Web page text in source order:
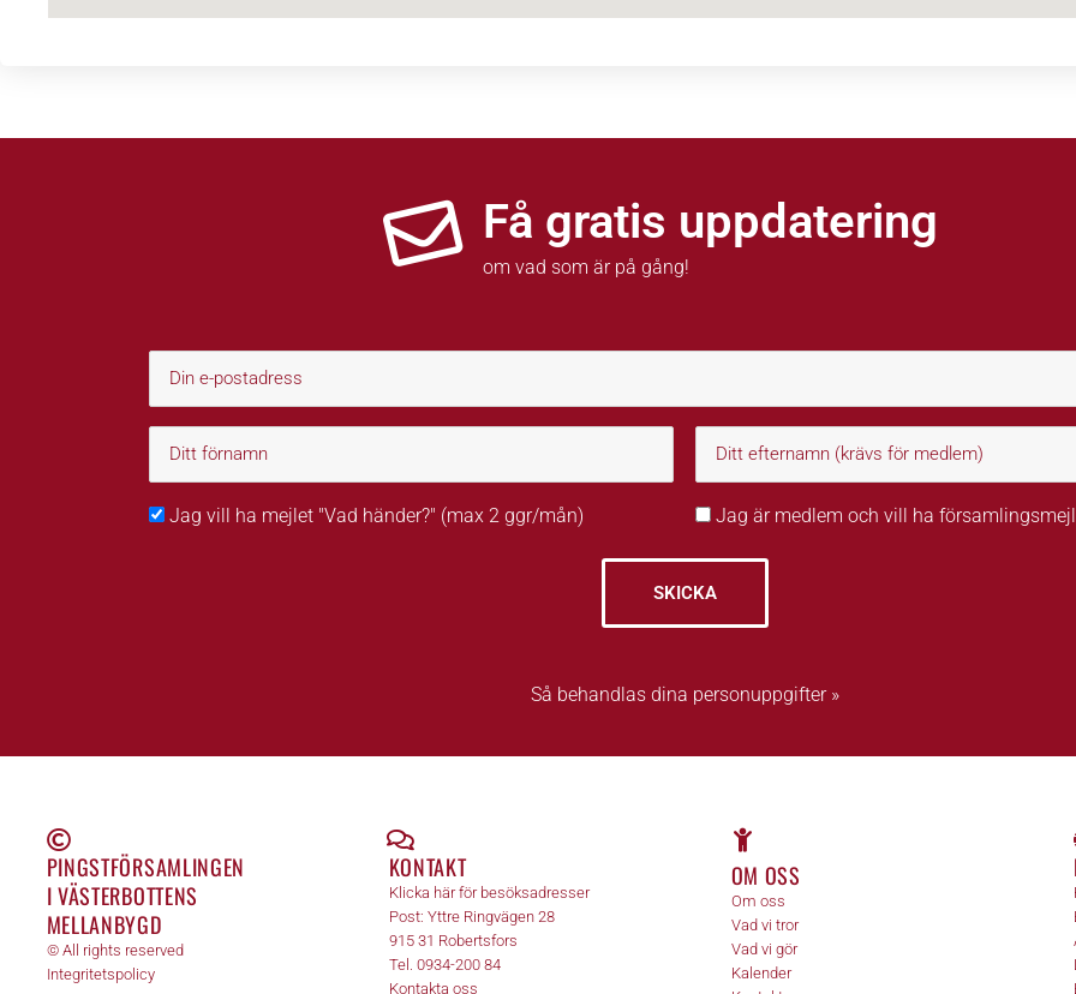
Få gratis uppdatering
om vad som är på gång!
Jag vill ha mejlet "Vad händer?" (max 2 ggr/mån) Jag är medlem och vill ha församlingsmejl
SKICKA
Så behandlas dina personuppgifter »
PINGSTFÖRSAMLINGEN
I VÄSTERBOTTENS
MELLANBYGD
© All rights reserved
Integritetspolicy
KONTAKT
Klicka här för besöksadresser
Post: Yttre Ringvägen 28
915 31 Robertsfors
Tel. 0934-200 84
Kontakta oss
OM OSS
Om oss
Vad vi tror
Vad vi gör
Kalender